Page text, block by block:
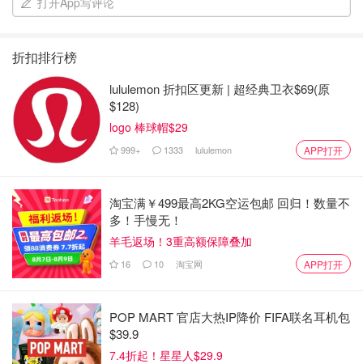
折扣排行榜
lululemon 折扣区更新 | 超经典卫衣$69(原
$128)
logo 棒球帽$29
999+ 1333 lululemon APP打开
淘宝满￥499最高2KG空运包邮 回归！数量不
多！手慢无！
羊毛返场！3重高额保障叠加
16 10 淘宝网 APP打开
POP MART 官店大热IP降价 FIFA联名耳机包
$39.9
7.4折起！星星人$29.9